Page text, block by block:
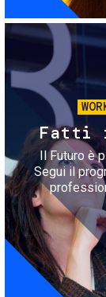
Fatti
Il Futuro è
Segui il